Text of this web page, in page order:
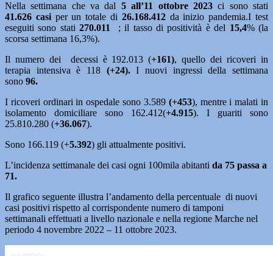
Nella settimana che va dal 5 all’11 ottobre 2023ci sono stati
41.626 casi per un totale di 26.168.412 da inizio pandemia.I test
eseguiti sono stati270.011 ; il tasso di positività è del 15,4% (la
scorsa settimana 16,3%).
Il numero dei decessi è 192.013 (+161), quello dei ricoveri in
terapia intensiva è 118 (+24).I nuovi ingressi della settimana
sono 96.
I ricoveri ordinari in ospedale sono 3.589 (+453), mentre i malati in
isolamento domiciliare sono 162.412(+4.915). I guariti sono
25.810.280 (+36.067).
Sono 166.119 (+5.392) gli attualmente positivi.
L’incidenza settimanale dei casi ogni 100mila abitanti da 75 passa a
71.
Il grafico seguente illustra l’andamento della percentuale di nuovi
casi positivi rispetto al corrispondente numero di tamponi
settimanali effettuati a livello nazionale e nella regione Marche nel
periodo 4 novembre 2022 – 11 ottobre 2023.